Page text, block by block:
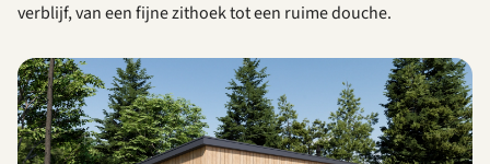
verblijf, van een fijne zithoek tot een ruime douche.